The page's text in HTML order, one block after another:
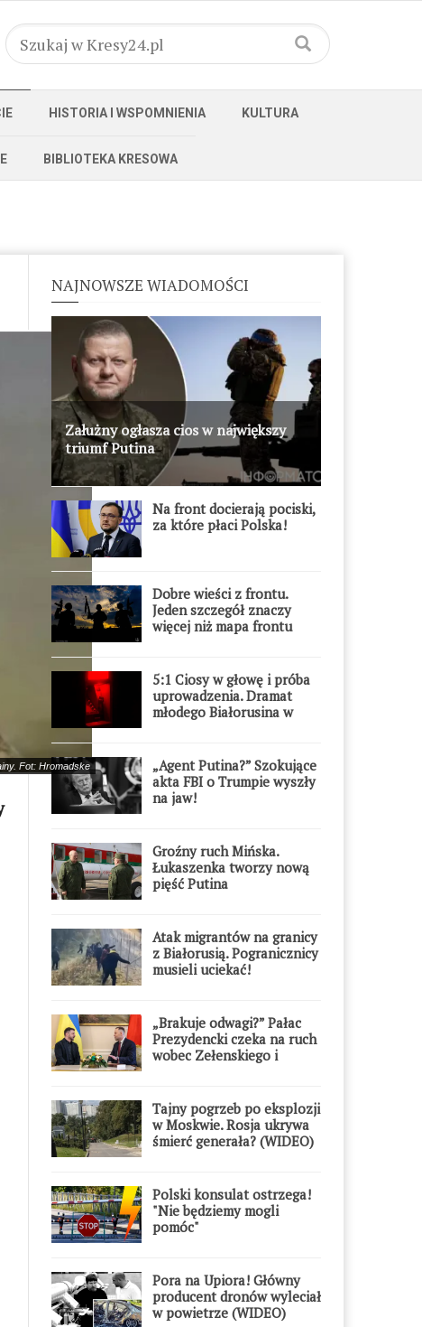
HISTORIA I WSPOMNIENIA KULTURA
BIBLIOTEKA KRESOWA
Fot: Hromadske
NAJNOWSZE WIADOMOŚCI
Załużny ogłasza cios w największy
triumf Putina
Na front docierają pociski,
za które płaci Polska!
Dobre wieści z frontu.
Jeden szczegół znaczy
więcej niż mapa frontu
5:1 Ciosy w głowę i próba
uprowadzenia. Dramat
młodego Białorusina w
„Agent Putina?” Szokujące
akta FBI o Trumpie wyszły
na jaw!
Groźny ruch Mińska.
Łukaszenka tworzy nową
pięść Putina
Atak migrantów na granicy
z Białorusią. Pogranicznicy
musieli uciekać!
„Brakuje odwagi?” Pałac
Prezydencki czeka na ruch
wobec Zełenskiego i
Tajny pogrzeb po eksplozji
w Moskwie. Rosja ukrywa
śmierć generała? (WIDEO)
Polski konsulat ostrzega!
"Nie będziemy mogli
pomóc"
Pora na Upiora! Główny
producent dronów wyleciał
w powietrze (WIDEO)